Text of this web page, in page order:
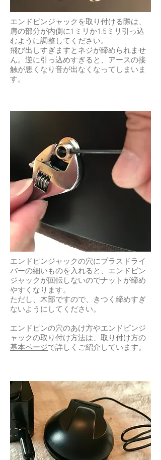
エンドピンジャックを取り付ける際は、
肩の部分が内側に1ミリか1.5ミリ引っ込
むように調整してください。
飛び出しすぎますとネジが締められませ
ん。逆に引っ込めすぎると、アースの接
触が悪くなり音が出なくなってしまいま
す。​
エンドピンジャックの穴にプラスドライ
バーの細いものを入れると、エンドピン
ジャックが回転しないのでナットが締め
やすくなります。
ただし、木部ですので、きつく締めすぎ
ないようにしてください。
エンドピンの穴のあけ方やエンドピンジ
ャックの取り付け方法は、 取り付け方の
基本ページで詳しくご紹介しています。